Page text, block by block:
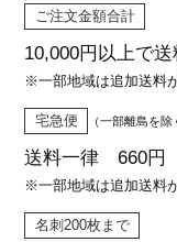
ご注文金額合計
10,000円以上で送
※一部地域は追加送料
宅急便 （一部離島を除
送料一律 660円
※一部地域は追加送料
名刺200枚まで